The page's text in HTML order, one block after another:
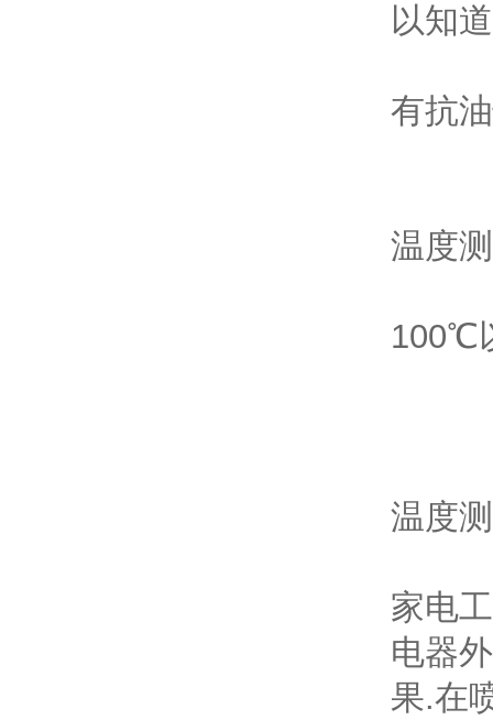
以知
有抗
温度
100℃
温度
家电
电器
果.在